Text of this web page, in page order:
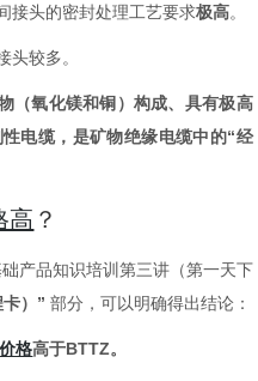
接头的密封处理工艺要求极高。
头较多。
（氧化镁和铜）构成、具有极高
电缆，是矿物绝缘电缆中的“经
高 ？
产品知识培训第三讲（第一天下
）” 部分，可以明确得出结论：
价格高于BTTZ。